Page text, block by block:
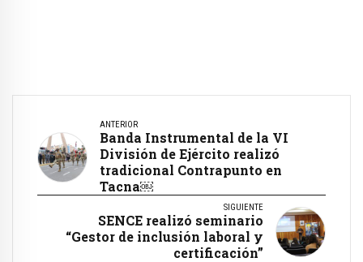
ANTERIOR
Banda Instrumental de la VI
División de Ejército realizó
tradicional Contrapunto en
Tacna￼
SIGUIENTE
SENCE realizó seminario
“Gestor de inclusión laboral y
certificación”